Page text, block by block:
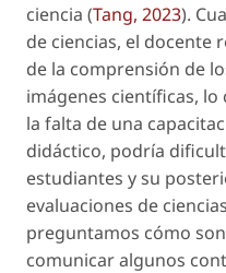
ciencia (Tang, 2023).
de ciencias, el docente
de la comprensión de
imágenes científicas, lo
la falta de una
didáctico, podría
estudiantes y su
evaluaciones de
preguntamos cómo
comunicar algunos